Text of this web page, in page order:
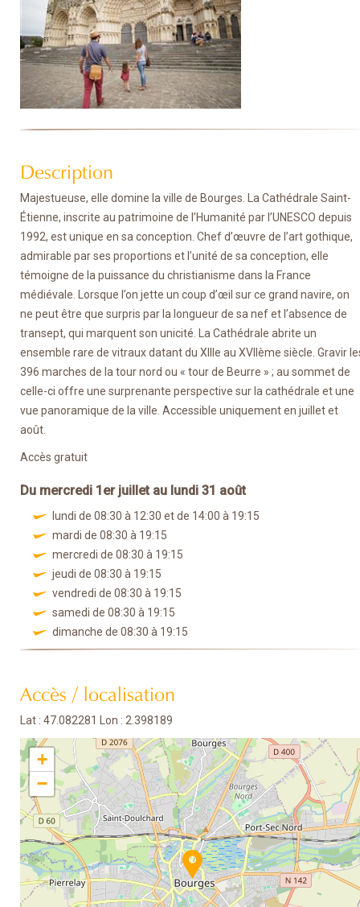
Description
Majestueuse, elle domine la ville de Bourges. La Cathédrale Saint-
Étienne, inscrite au patrimoine de l’Humanité par l’UNESCO depuis
1992, est unique en sa conception. Chef d’œuvre de l’art gothique,
admirable par ses proportions et l’unité de sa conception, elle
témoigne de la puissance du christianisme dans la France
médiévale. Lorsque l’on jette un coup d’œil sur ce grand navire, on
ne peut être que surpris par la longueur de sa nef et l’absence de
transept, qui marquent son unicité. La Cathédrale abrite un
ensemble rare de vitraux datant du XIIIe au XVIIème siècle. Gravir
396 marches de la tour nord ou « tour de Beurre » ; au sommet de
celle-ci offre une surprenante perspective sur la cathédrale et une
vue panoramique de la ville. Accessible uniquement en juillet et
août.
Accès gratuit
Du mercredi 1er juillet au lundi 31 août
lundi de 08:30 à 12:30 et de 14:00 à 19:15
mardi de 08:30 à 19:15
mercredi de 08:30 à 19:15
jeudi de 08:30 à 19:15
vendredi de 08:30 à 19:15
samedi de 08:30 à 19:15
dimanche de 08:30 à 19:15
Accès / localisation
Lat : 47.082281 Lon : 2.398189
+
−